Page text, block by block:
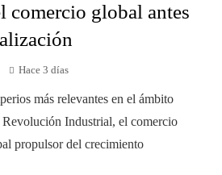
comercio global antes
Hace 3 días
más relevantes en el ámbito
Industrial, el comercio
propulsor del crecimiento